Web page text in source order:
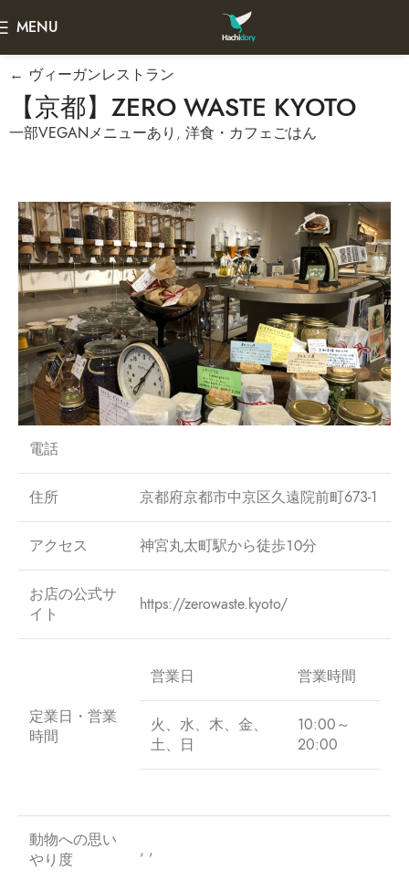
MENU
← ヴィーガンレストラン
【京都】ZERO WASTE KYOTO
一部VEGANメニューあり , 洋食・カフェごはん
電話
住所 京都府京都市中京区久遠院前町673-1
アクセス 神宮丸太町駅から徒歩１０分
お店の公式サ
イト
https://zerowaste.kyoto/
定業日・営業
時間
営業日 営業時間
火、水、木、金、
土、日
10:00～
20:00
動物への思い
やり度
, ,